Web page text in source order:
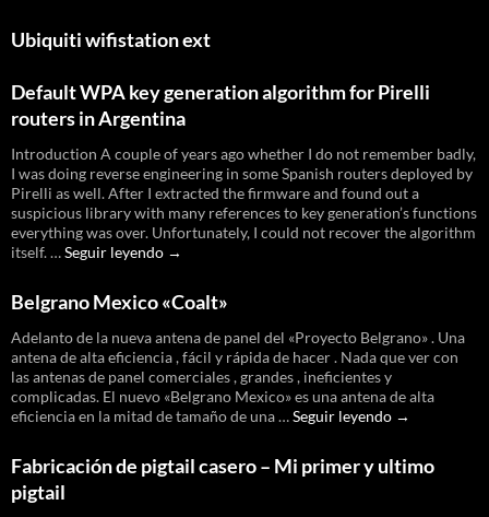
APPIP01P2P
Ubiquiti wifistation ext
Default WPA key generation algorithm for Pirelli
routers in Argentina
Introduction A couple of years ago whether I do not remember badly,
I was doing reverse engineering in some Spanish routers deployed by
Pirelli as well. After I extracted the firmware and found out a
suspicious library with many references to key generation’s functions
everything was over. Unfortunately, I could not recover the algorithm
itself. …Seguir leyendo Default
generation
algorithm
for
Pirelli
routers
in
Argentina
→
Belgrano Mexico «Coalt»
Adelanto de la nueva antena de panel del «Proyecto Belgrano» . Una
antena de alta eficiencia , fácil y rápida de hacer . Nada que ver con
las antenas de panel comerciales , grandes , ineficientes y
complicadas. El nuevo «Belgrano Mexico» es una antena de alta
eficiencia en la mitad de tamaño de una …Seguir leyendo Belgrano
→
Fabricación de pigtail casero – Mi primer y ultimo
pigtail